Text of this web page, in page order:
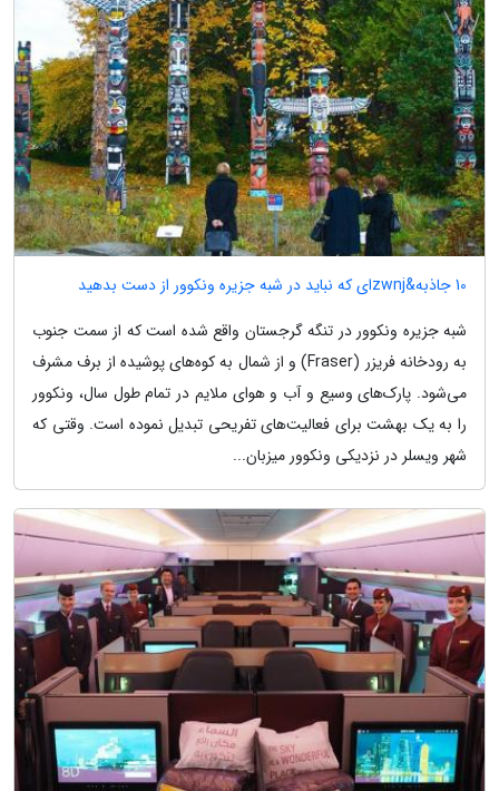
10 جاذبه&zwnjای که نباید در شبه جزیره ونکوور از دست بدهید
شبه جزیره ونکوور در تنگه گرجستان واقع شده است که از سمت جنوب
به رودخانه فریزر (Fraser) و از شمال به کوه‌های پوشیده از برف مشرف
می‌شود. پارک‌های وسیع و آب و هوای ملایم در تمام طول سال، ونکوور
را به یک بهشت برای فعالیت‌های تفریحی تبدیل نموده است. وقتی که
شهر ویسلر در نزدیکی ونکوور میزبان...